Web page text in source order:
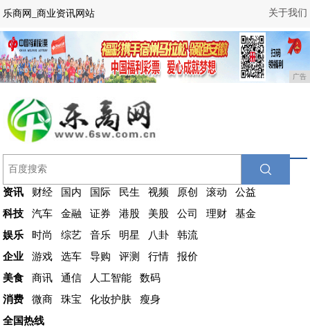
关于我们
乐商网_商业资讯网站
广告
资讯 财经 国内 国际 民生 视频 原创 滚动
公益
科技
汽车 金融 证券 港股 美股 公司 理财
基金
娱乐
时尚 综艺 音乐 明星 八卦
韩流
企业
游戏 选车 导购 评测 行情
报价
美食
商讯 通信 人工智能
数码
消费
微商 珠宝 化妆护肤
瘦身
全国热线